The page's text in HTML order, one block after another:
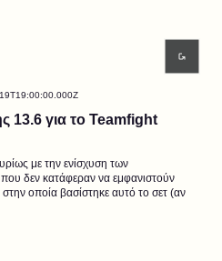
13.6 για το Teamfight
με την ενίσχυση των
δεν κατάφεραν να εμφανιστούν
οποία βασίστηκε αυτό το σετ (αν